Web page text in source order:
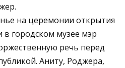
на церемонии открытия
городском музее мэр
речь перед
Аниту, Роджера,